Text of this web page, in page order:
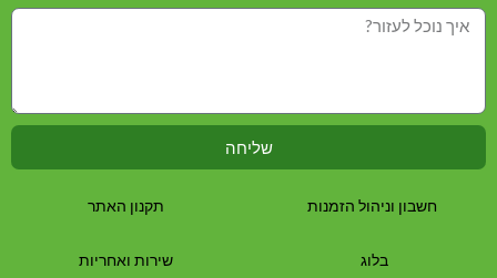
שליחה
חשבון וניהול הזמנות
בלוג
תקנון האתר
שירות ואחריות